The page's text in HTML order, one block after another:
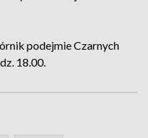
podejmie Czarnych
18.00.